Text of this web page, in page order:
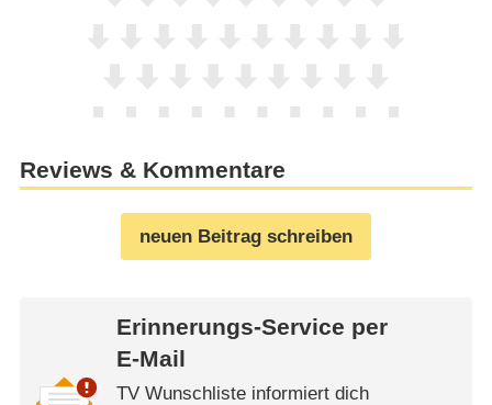
Reviews & Kommentare
neuen Beitrag schreiben
Erinnerungs-Service per
E-Mail
TV Wunschliste informiert dich